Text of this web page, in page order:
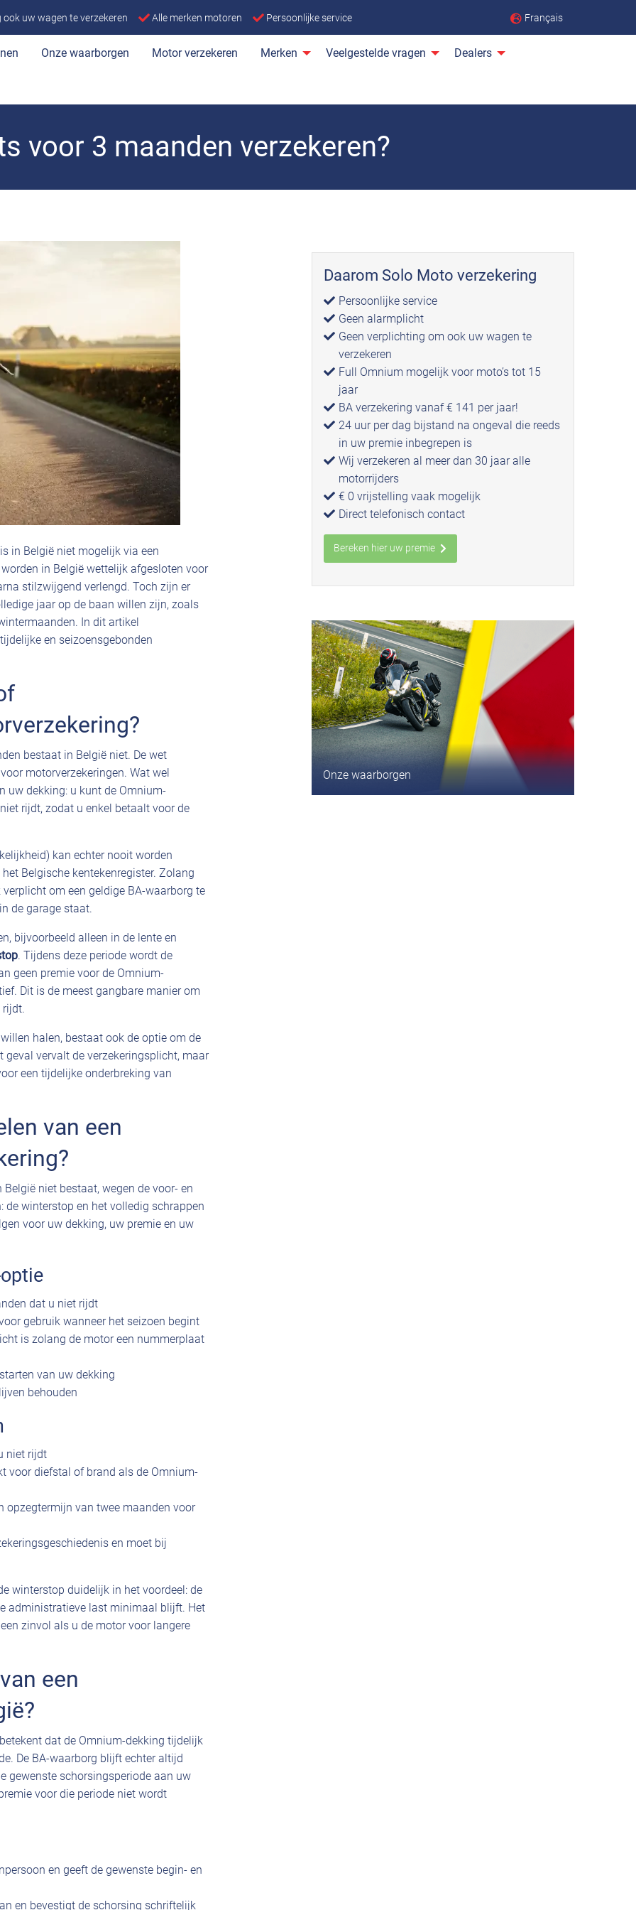
ook uw wagen te verzekeren Alle merken motoren Persoonlijke service Français
Onze waarborgen Motor verzekeren Merken Veelgestelde vragen Dealers
voor 3 maanden verzekeren?
in België niet mogelijk via een
in België wettelijk afgesloten voor
stilzwijgend verlengd. Toch zijn er
jaar op de baan willen zijn, zoals
In dit artikel
en seizoensgebonden
bestaat in België niet. De wet
motorverzekeringen. Wat wel
uw dekking: u kunt de Omnium-
rijdt, zodat u enkel betaalt voor de
kan echter nooit worden
Belgische kentekenregister. Zolang
om een geldige BA-waarborg te
de garage staat.
bijvoorbeeld alleen in de lente en
. Tijdens deze periode wordt de
geen premie voor de Omnium-
Dit is de meest gangbare manier om
rijdt.
halen, bestaat ook de optie om de
geval vervalt de verzekeringsplicht, maar
een tijdelijke onderbreking van
van een
niet bestaat, wegen de voor- en
de winterstop en het volledig schrappen
voor uw dekking, uw premie en uw
dat u niet rijdt
gebruik wanneer het seizoen begint
is zolang de motor een nummerplaat
van uw dekking
behouden
niet rijdt
voor diefstal of brand als de Omnium-
opzegtermijn van twee maanden voor
en moet bij
winterstop duidelijk in het voordeel: de
administratieve last minimaal blijft. Het
zinvol als u de motor voor langere
een
dat de Omnium-dekking tijdelijk
De BA-waarborg blijft echter altijd
gewenste schorsingsperiode aan uw
voor die periode niet wordt
en geeft de gewenste begin- en
en bevestigt de schorsing schriftelijk
Daarom Solo Moto verzekering
Persoonlijke service
Geen alarmplicht
Geen verplichting om ook uw wagen te
verzekeren
Full Omnium mogelijk voor moto’s tot 15
jaar
BA verzekering vanaf € 141 per jaar!
24 uur per dag bijstand na ongeval die reeds
in uw premie inbegrepen is
Wij verzekeren al meer dan 30 jaar alle
motorrijders
€ 0 vrijstelling vaak mogelijk
Direct telefonisch contact
Bereken hier uw premie
Onze waarborgen